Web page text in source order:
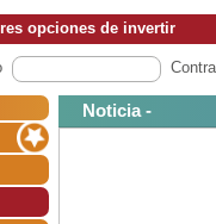
opciones de invertir
Noticia -